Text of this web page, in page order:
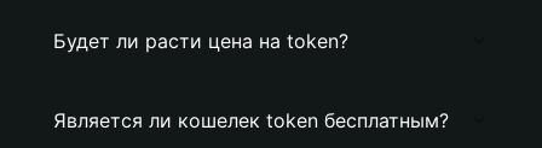
Будет ли расти цена на token?
Является ли кошелек token бесплатным?